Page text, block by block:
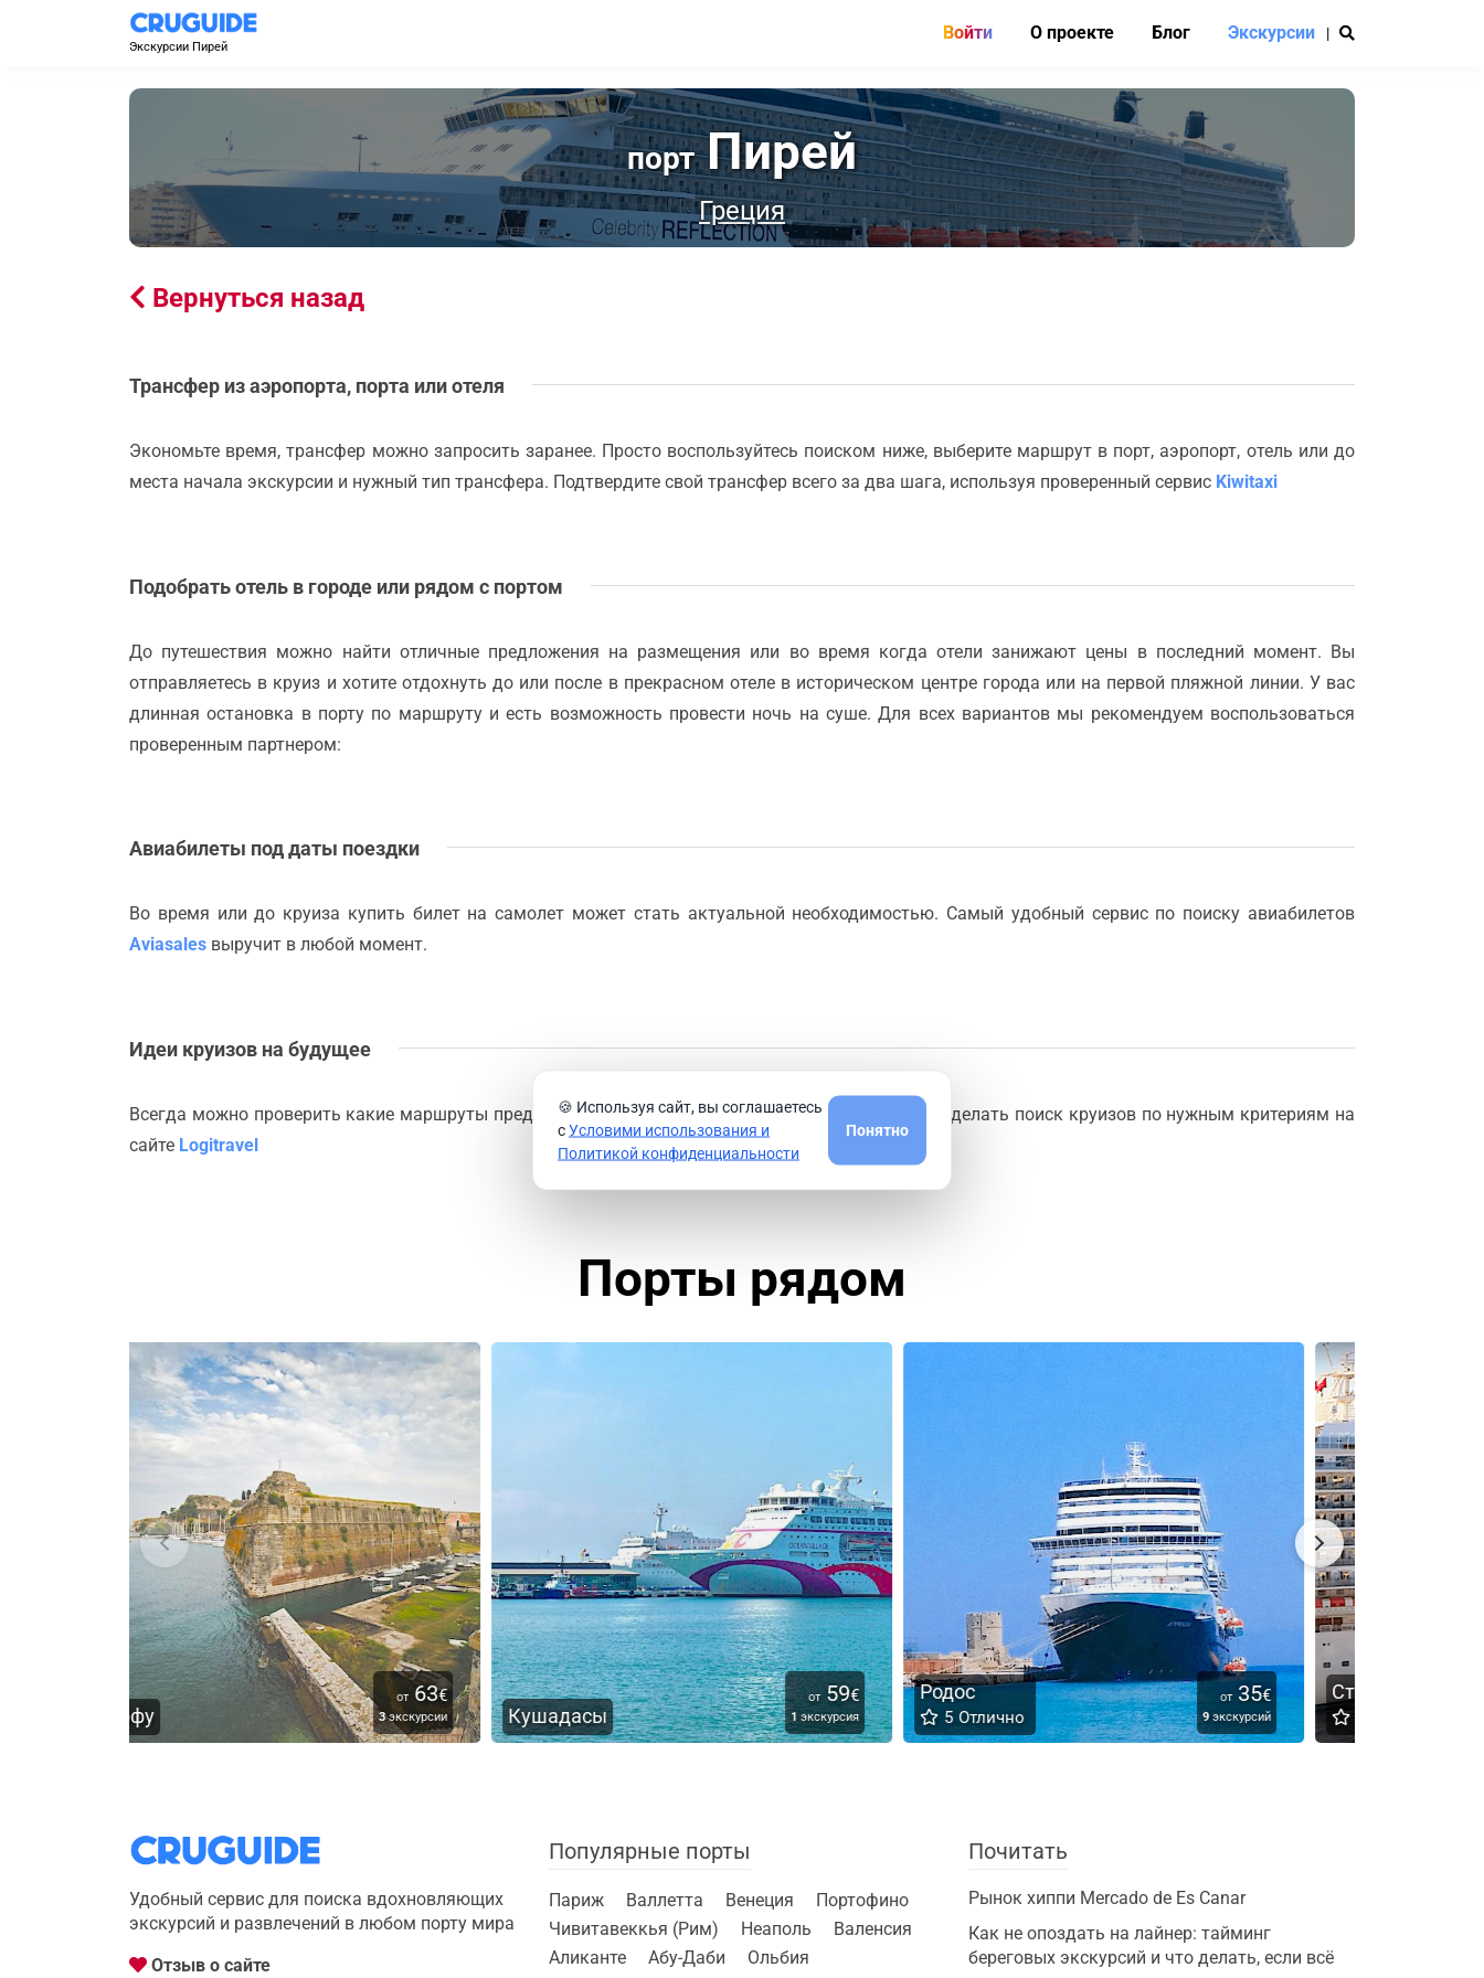
Экскурсии Пирей
Войти О проекте Блог Экскурсии |
портПирей
Греция
Вернуться назад
Трансфер из аэропорта, порта или отеля
Экономьте время, трансфер можно запросить заранее. Просто воспользуйтесь поиском ниже, выберите маршрут в порт, аэропорт, отель или до
места начала экскурсии и нужный тип трансфера. Подтвердите свой трансфер всего за два шага, используя проверенный сервис Kiwitaxi
Подобрать отель в городе или рядом с портом
До путешествия можно найти отличные предложения на размещения или во время когда отели занижают цены в последний момент. Вы
отправляетесь в круиз и хотите отдохнуть до или после в прекрасном отеле в историческом центре города или на первой пляжной линии. У вас
длинная остановка в порту по маршруту и есть возможность провести ночь на суше. Для всех вариантов мы рекомендуем воспользоваться
проверенным партнером:
Авиабилеты под даты поездки
Во время или до круиза купить билет на самолет может стать актуальной необходимостью. Самый удобный сервис по поиску авиабилетов
Aviasales выручит в любой момент.
Идеи круизов на будущее
Всегда можно проверить какие маршруты предлагают круизные компании из порта
или сделать поиск круизов по нужным критериям на
сайте Logitravel
Порты рядом
Кушадасы
от59€
1экскурсия
Родос
5 Отлично
от35€
9экскурсий
Стамбул
4.67 Отлично
от25€
7экскурсий
Удобный сервис для поиска вдохновляющих
экскурсий и развлечений в любом порту мира
Отзыв о сайте
Популярные порты
Париж Валлетта Венеция
Портофино
Чивитавеккья (Рим)
Неаполь
Валенсия
Аликанте
Абу-Даби
Ольбия
Почитать
Рынок хиппи Mercado de Es Canar
Как не опоздать на лайнер: тайминг
береговых экскурсий и что делать, если всё
🍪 Используя сайт, вы соглашаетесь
сУсловими использования и
Политикой конфиденциальности
Понятно